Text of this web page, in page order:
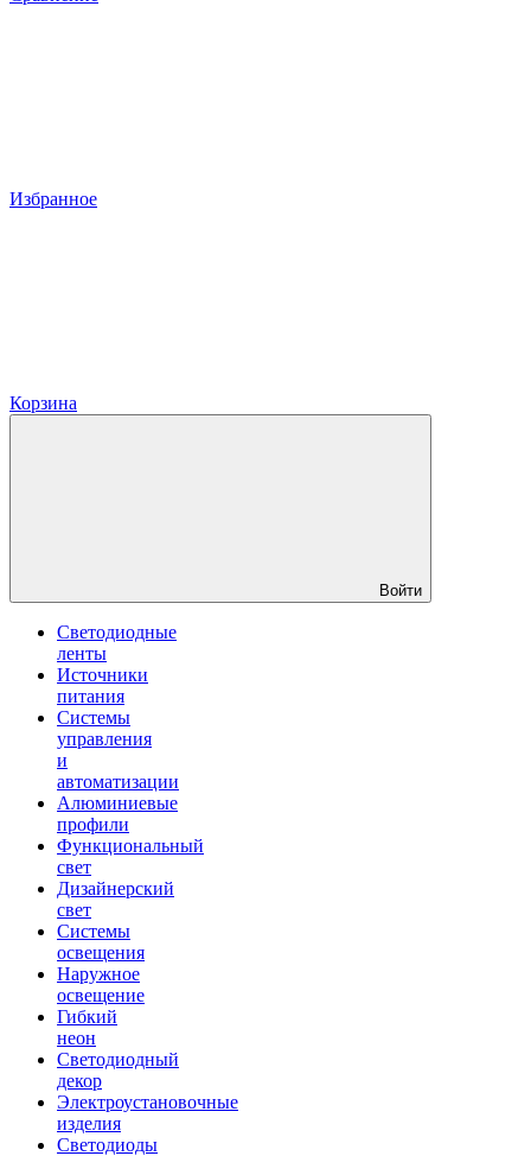
Избранное
Корзина
Войти
Светодиодные
ленты
Источники
питания
Системы
управления
и
автоматизации
Алюминиевые
профили
Функциональный
свет
Дизайнерский
свет
Системы
освещения
Наружное
освещение
Гибкий
неон
Светодиодный
декор
Электроустановочные
изделия
Светодиоды